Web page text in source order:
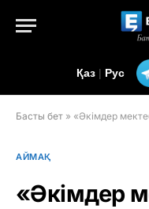
Қаз | Рус
Басты бет » «Әкімдер мектебі»
АЙМАҚ
«Әкімдер